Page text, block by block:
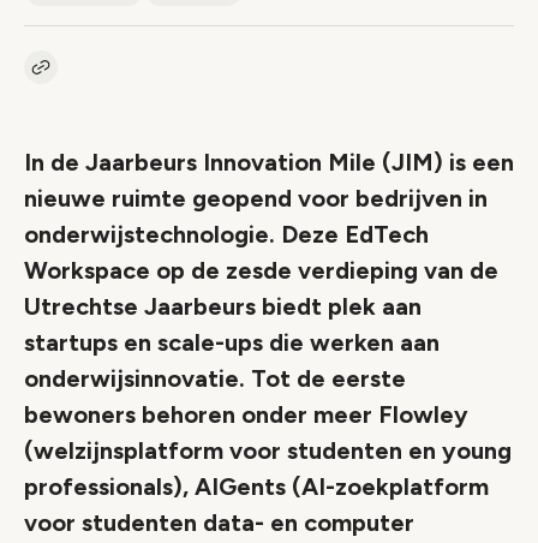
Kopieer link naar artikel
In de Jaarbeurs Innovation Mile (JIM) is een
nieuwe ruimte geopend voor bedrijven in
onderwijstechnologie. Deze EdTech
Workspace op de zesde verdieping van de
Utrechtse Jaarbeurs biedt plek aan
startups en scale-ups die werken aan
onderwijsinnovatie. Tot de eerste
bewoners behoren onder meer Flowley
(welzijnsplatform voor studenten en young
professionals), AIGents (AI-zoekplatform
voor studenten data- en computer